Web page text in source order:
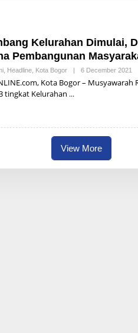
Kelurahan Dimulai,
Pembangunan
Headline Kota Bogor | 6 December 2021
R
A
Kota Bogor –
tingkat Kelurahan
View More